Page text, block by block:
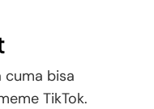
cuma bisa
TikTok.